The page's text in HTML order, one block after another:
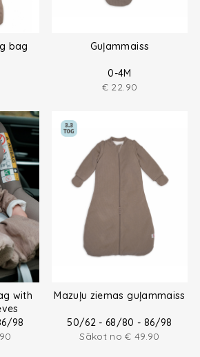
bag Guļammaiss
0-4M
€ 22.90
with
98
Mazuļu ziemas guļammaiss
50/62 - 68/80 - 86/98
Sākot no€ 49.90